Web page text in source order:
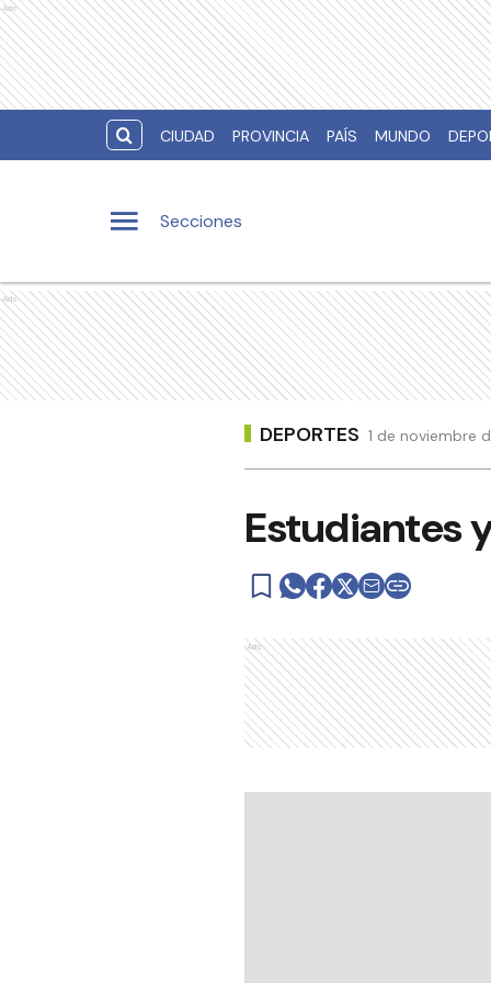
Ads
CIUDAD PROVINCIA PAÍS MUNDO
Secciones
Ads
DEPORTES 1 de noviembre
Estudiantes
Ads